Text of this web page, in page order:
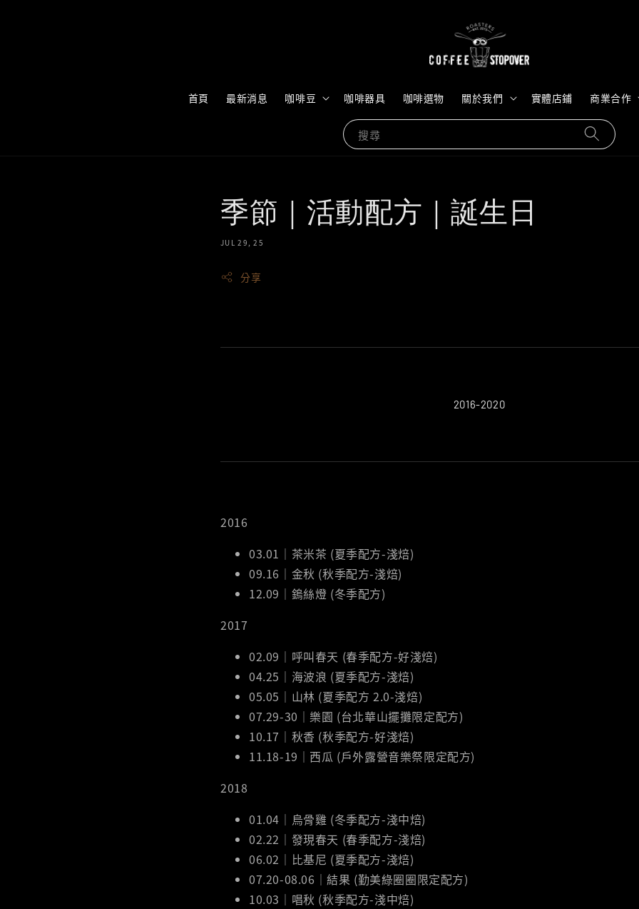
搜尋
首頁 最新消息 咖啡豆 咖啡器具 咖啡選物 關於我們 實體店鋪 商業合作
季節｜活動配方｜誕生日
JUL 29, 25
分享
2016-2020
2016
03.01｜茶米茶 (夏季配方-淺焙)
09.16｜金秋 (秋季配方-淺焙)
12.09｜鎢絲燈 (冬季配方)
2017
02.09｜呼叫春天 (春季配方-好淺焙)
04.25｜海波浪 (夏季配方-淺焙)
05.05｜山林 (夏季配方 2.0-淺焙)
07.29-30｜樂園 (台北華山擺攤限定配方)
10.17｜秋香 (秋季配方-好淺焙)
11.18-19｜西瓜 (戶外露營音樂祭限定配方)
2018
01.04｜烏骨雞 (冬季配方-淺中焙)
02.22｜發現春天 (春季配方-淺焙)
06.02｜比基尼 (夏季配方-淺焙)
07.20-08.06｜結果 (勤美綠圈圈限定配方)
10.03｜唱秋 (秋季配方-淺中焙)